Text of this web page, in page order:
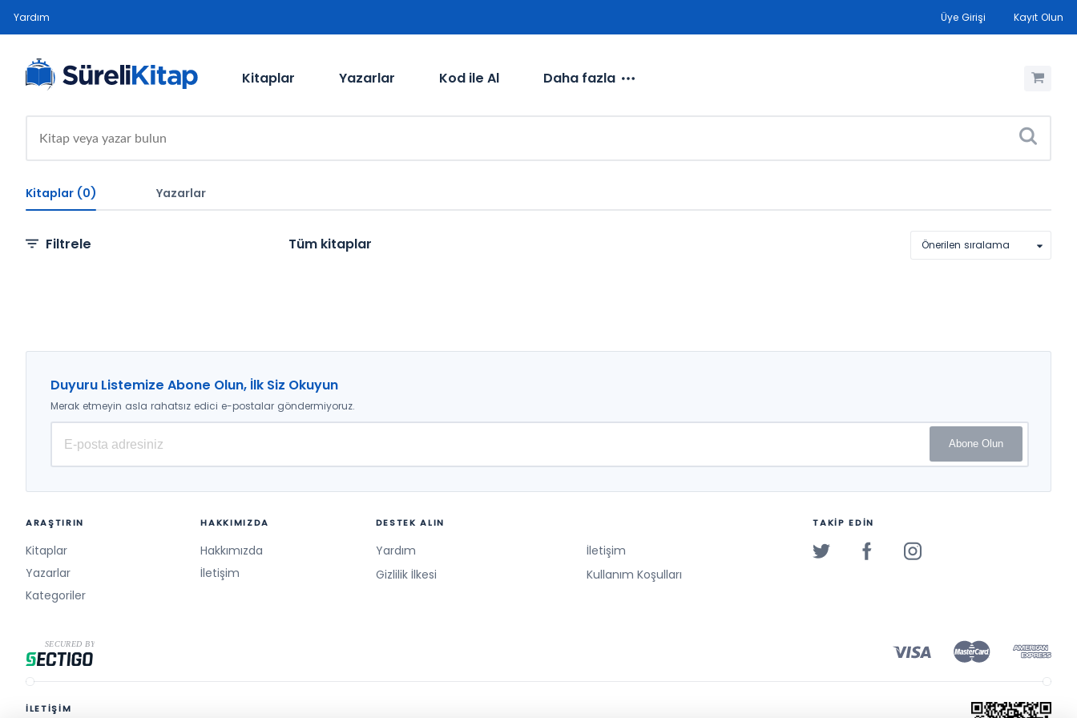
Yardım Üye Girişi Kayıt Olun
Kitaplar Yazarlar Kod ile Al Daha fazla
Kitaplar (0) Yazarlar
Filtrele Tüm kitaplar Önerilen sıralama
Duyuru Listemize Abone Olun, İlk Siz Okuyun
Merak etmeyin asla rahatsız edici e-postalar göndermiyoruz.
Abone Olun
ARAŞTIRIN
Kitaplar
Yazarlar
Kategoriler
HAKKIMIZDA
Hakkımızda
İletişim
DESTEK ALIN
Yardım
İletişim
Gizlilik İlkesi
Kullanım Koşulları
TAKİP EDİN
İLETİŞİM